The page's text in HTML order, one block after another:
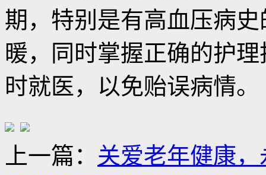
期，特别是有高血压病
暖，同时掌握正确的护
时就医，以免贻误病情。
上一篇： 关爱老年健康